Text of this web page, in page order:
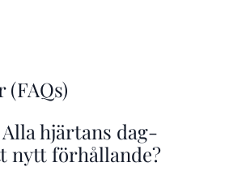
(FAQs)
hjärtans dag-
nytt förhållande?